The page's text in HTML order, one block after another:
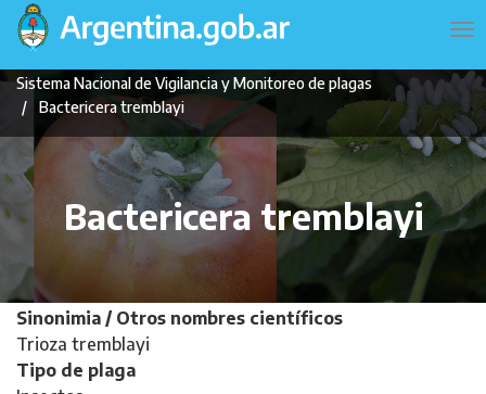
Pasar
contenido
principal
Navegación
principal
Sistema Nacional de Vigilancia y Monitoreo de plagas
Bactericera tremblayi
Bactericera tremblayi
Sinonimia / Otros nombres científicos
Trioza tremblayi
Tipo de plaga